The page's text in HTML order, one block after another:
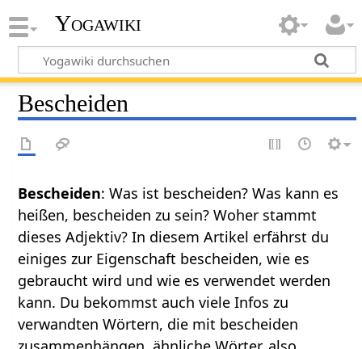
Yogawiki
Bescheiden
Bescheiden: Was ist bescheiden? Was kann es
heißen, bescheiden zu sein? Woher stammt
dieses Adjektiv? In diesem Artikel erfährst du
einiges zur Eigenschaft bescheiden, wie es
gebraucht wird und wie es verwendet werden
kann. Du bekommst auch viele Infos zu
verwandten Wörtern, die mit bescheiden